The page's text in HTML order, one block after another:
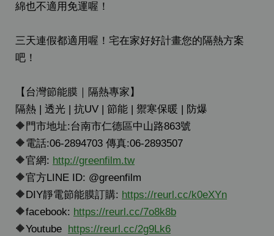
綿也不適用免運喔！
三天連假都適用喔！宅在家好好計畫您的隔熱方案
吧！
【台灣節能膜｜隔熱專家】
隔熱 | 透光 | 抗UV | 節能 | 禦寒保暖 | 防爆
🔶門市地址:台南市仁德區中山路863號
🔶電話:06-2894703 傳真:06-2893507
🔶官網: http://greenfilm.tw
🔶官方LINE ID: @greenfilm
🔶DIY靜電節能膜訂購: https://reurl.cc/k0eXYn
🔶facebook: https://reurl.cc/7o8k8b
🔶Youtube
https://reurl.cc/2g9Lk6